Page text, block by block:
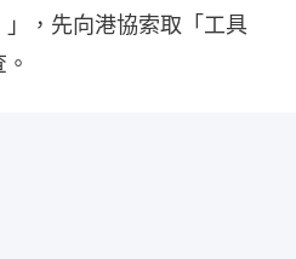
，先向港協索取「工具